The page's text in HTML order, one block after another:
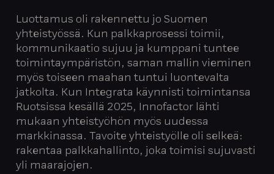
Luottamus oli rakennettu jo Suomen
yhteistyössä. Kun palkkaprosessi toimii,
kommunikaatio sujuu ja kumppani tuntee
toimintaympäristön, saman mallin vieminen
myös toiseen maahan tuntui luontevalta
jatkolta. Kun Integrata käynnisti toimintansa
Ruotsissa kesällä 2025, Innofactor lähti
mukaan yhteistyöhön myös uudessa
markkinassa. Tavoite yhteistyölle oli selkeä:
rakentaa palkkahallinto, joka toimisi sujuvasti
yli maarajojen.